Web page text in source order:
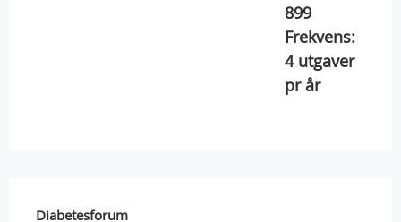
899
Frekvens:
4 utgaver
pr år
Diabetesforum